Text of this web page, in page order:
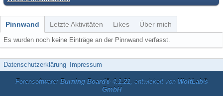
Pinnwand Letzte Aktivitäten Likes Über mich
Es wurden noch keine Einträge an der Pinnwand verfasst.
Datenschutzerklärung Impressum
Forensoftware: Burning Board® 4.1.21, entwickelt von WoltLab®
GmbH